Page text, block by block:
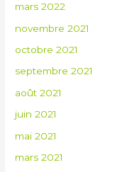
mars 2022
novembre 2021
octobre 2021
septembre 2021
août 2021
juin 2021
mai 2021
mars 2021